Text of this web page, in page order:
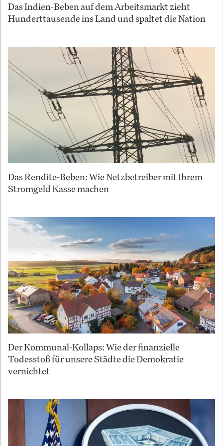
Das Indien-Beben auf dem Arbeitsmarkt zieht
Hunderttausende ins Land und spaltet die Nation
Das Rendite-Beben: Wie Netzbetreiber mit Ihrem
Stromgeld Kasse machen
Der Kommunal-Kollaps: Wie der finanzielle
Todesstoß für unsere Städte die Demokratie
vernichtet